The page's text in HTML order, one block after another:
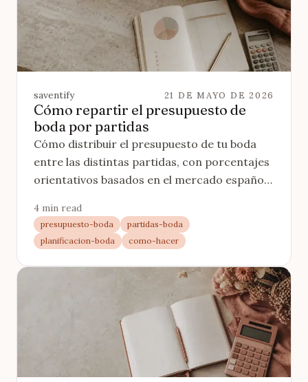
saventify 21 DE MAYO DE 2026
Cómo repartir el presupuesto de
boda por partidas
Cómo distribuir el presupuesto de tu boda
entre las distintas partidas, con porcentajes
orientativos basados en el mercado español
4 min read
presupuesto-boda
partidas-boda
planificacion-boda
como-hacer